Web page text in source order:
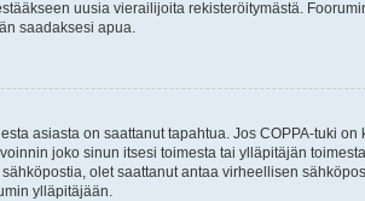
uusia vierailijoita rekisteröitymästä.
saadaksesi apua.
asiasta on saattanut tapahtua. Jos COPPA-tuki
joko sinun itsesi toimesta tai ylläpitäjän
olet saattanut antaa virheellisen
ylläpitäjään.